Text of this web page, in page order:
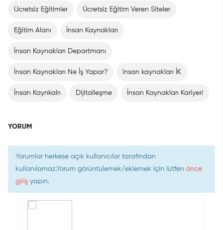
Ücretsiz Eğitimler Ücretsiz Eğitim Veren Siteler
Eğitim Alanı İnsan Kaynakları
İnsan Kaynakları Departmanı
İnsan Kaynakları Ne İş Yapar? insan kaynakları İK
İnsan Kaynkalrı Dijitalleşme İnsan Kaynakları Kariyeri
YORUM
Yorumlar herkese açık kullanıcılar tarafından
kullanılamaz.Yorum görüntülemek/eklemek için lütfen önce
giriş yapın.